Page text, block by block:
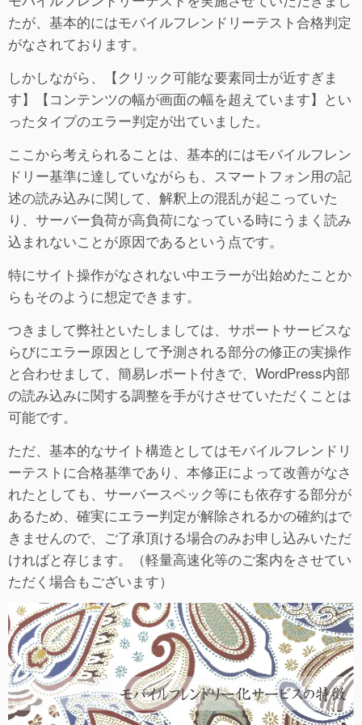
たが、基本的にはモバイルフレンドリーテスト合格判定
がなされております。
しかしながら、【クリック可能な要素同士が近すぎま
す】【コンテンツの幅が画面の幅を超えています】とい
ったタイプのエラー判定が出ていました。
ここから考えられることは、基本的にはモバイルフレン
ドリー基準に達していながらも、スマートフォン用の記
述の読み込みに関して、解釈上の混乱が起こっていた
り、サーバー負荷が高負荷になっている時にうまく読み
込まれないことが原因であるという点です。
特にサイト操作がなされない中エラーが出始めたことか
らもそのように想定できます。
つきまして弊社といたしましては、サポートサービスな
らびにエラー原因として予測される部分の修正の実操作
と合わせまして、簡易レポート付きで、WordPress内部
の読み込みに関する調整を手がけさせていただくことは
可能です。
ただ、基本的なサイト構造としてはモバイルフレンドリ
ーテストに合格基準であり、本修正によって改善がなさ
れたとしても、サーバースペック等にも依存する部分が
あるため、確実にエラー判定が解除されるかの確約はで
きませんので、ご了承頂ける場合のみお申し込みいただ
ければと存じます。（軽量高速化等のご案内をさせてい
ただく場合もございます）